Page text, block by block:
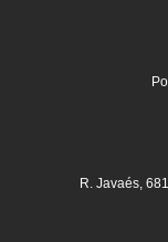
R. Javaés,